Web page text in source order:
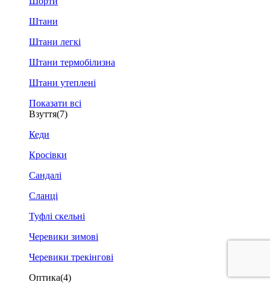
Штани
Штани легкі
Штани термобілизна
Штани утеплені
Показати всі
Взуття(7)
Кеди
Кросівки
Сандалі
Сланці
Туфлі скельні
Черевики зимові
Черевики трекінгові
Оптика(4)